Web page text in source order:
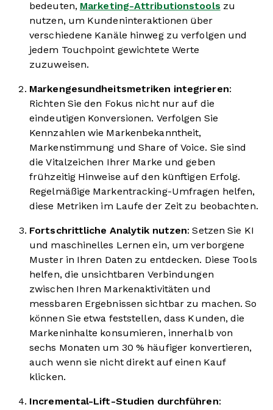
bedeuten, Marketing-Attributionstools zu
nutzen, um Kundeninteraktionen über
verschiedene Kanäle hinweg zu verfolgen und
jedem Touchpoint gewichtete Werte
zuzuweisen.
Markengesundheitsmetriken integrieren:
Richten Sie den Fokus nicht nur auf die
eindeutigen Konversionen. Verfolgen Sie
Kennzahlen wie Markenbekanntheit,
Markenstimmung und Share of Voice. Sie sind
die Vitalzeichen Ihrer Marke und geben
frühzeitig Hinweise auf den künftigen Erfolg.
Regelmäßige Markentracking-Umfragen helfen,
diese Metriken im Laufe der Zeit zu beobachten.
Fortschrittliche Analytik nutzen: Setzen Sie KI
und maschinelles Lernen ein, um verborgene
Muster in Ihren Daten zu entdecken. Diese Tools
helfen, die unsichtbaren Verbindungen
zwischen Ihren Markenaktivitäten und
messbaren Ergebnissen sichtbar zu machen. So
können Sie etwa feststellen, dass Kunden, die
Markeninhalte konsumieren, innerhalb von
sechs Monaten um 30 % häufiger konvertieren,
auch wenn sie nicht direkt auf einen Kauf
klicken.
Incremental-Lift-Studien durchführen: